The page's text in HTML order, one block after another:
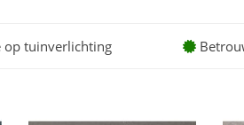
op tuinverlichting